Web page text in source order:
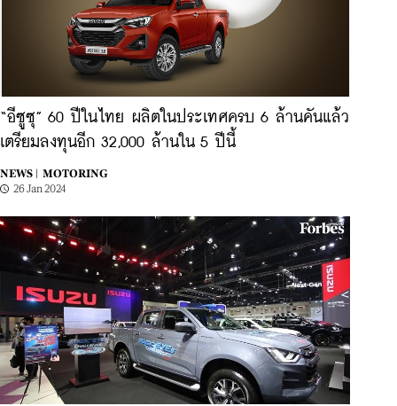
“อีซูซุ” 60 ปีในไทย ผลิตในประเทศครบ 6 ล้านคันแล้ว
เตรียมลงทุนอีก 32,000 ล้านใน 5 ปีนี้
NEWS |
MOTORING
26 Jan 2024